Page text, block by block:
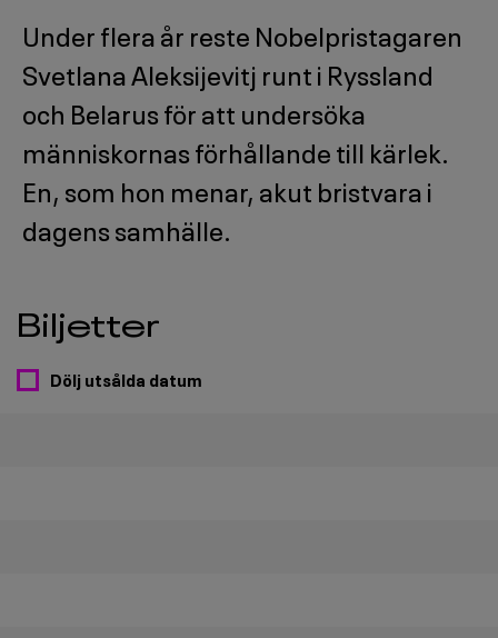
Under flera år reste Nobelpristagaren
Svetlana Aleksijevitj runt i Ryssland
och Belarus för att undersöka
människornas förhållande till kärlek.
En, som hon menar, akut bristvara i
dagens samhälle.
Biljetter
Dölj utsålda datum